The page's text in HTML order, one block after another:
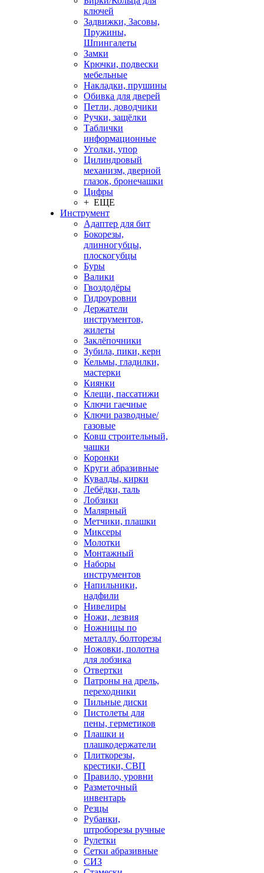
ключей
Задвижки, Засовы,
Пружины,
Шпингалеты
Замки
Крючки, подвески
мебельные
Накладки, прушины
Обивка для дверей
Петли, доводчики
Ручки, защёлки
Таблички
информационные
Уголки, упор
Цилиндровый
механизм, дверной
глазок, бронечашки
Цифры
+ ЕЩЕ
Инструмент
Адаптер для бит
Бокорезы,
длинногубцы,
плоскогубцы
Буры
Валики
Гвоздодёры
Гидроуровни
Держатели
инструментов,
жилеты
Заклёпочники
Зубила, пики, керн
Кельмы, гладилки,
мастерки
Киянки
Клещи, пассатижи
Ключи гаечные
Ключи разводные/
газовые
Ковш строительный,
чашки
Коронки
Круги абразивные
Кувалды, кирки
Лебёдки, таль
Лобзики
Малярный
Метчики, плашки
Миксеры
Молотки
Монтажный
Наборы
инструментов
Напильники,
надфили
Нивелиры
Ножи, лезвия
Ножницы по
металлу, болторезы
Ножовки, полотна
для лобзика
Отвертки
Патроны на дрель,
переходники
Пильные диски
Пистолеты для
пены, герметиков
Плашки и
плашкодержатели
Плиткорезы,
крестики, СВП
Правило, уровни
Разметочный
инвентарь
Резцы
Рубанки,
штроборезы ручные
Рулетки
Сетки абразивные
СИЗ